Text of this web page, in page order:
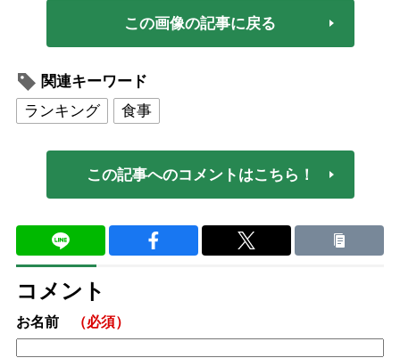
この画像の記事に戻る
関連キーワード
ランキング
食事
この記事へのコメントはこちら！
コメント
お名前 （必須）